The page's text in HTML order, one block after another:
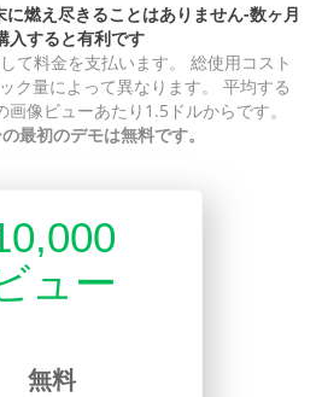
燃え尽きることはありません-数ヶ月
入すると有利です
て料金を支払います。 総使用コスト
ク量によって異なります。 平均する
像ビューあたり1.5ドルからです。
最初のデモは無料です。
ュー
無料